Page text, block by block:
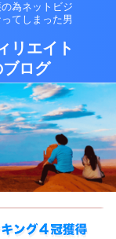
為ネットビジ
てしまった男
リエイト
ログ